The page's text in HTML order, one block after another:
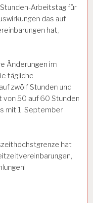
Arbeitstag für
das auf
hat,
Änderungen im
tägliche
zwölf Stunden und
50 auf 60 Stunden
mit 1. September
hat